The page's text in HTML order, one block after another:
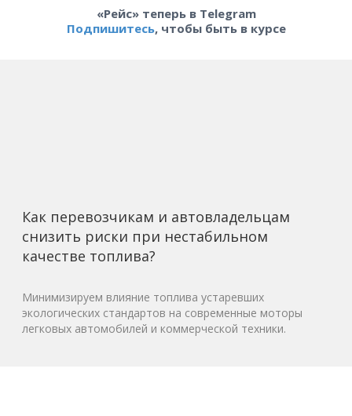
«Рейс» теперь в Telegram
Подпишитесь, чтобы быть в курсе
Как перевозчикам и автовладельцам
снизить риски при нестабильном
качестве топлива?
Минимизируем влияние топлива устаревших
экологических стандартов на современные моторы
легковых автомобилей и коммерческой техники.